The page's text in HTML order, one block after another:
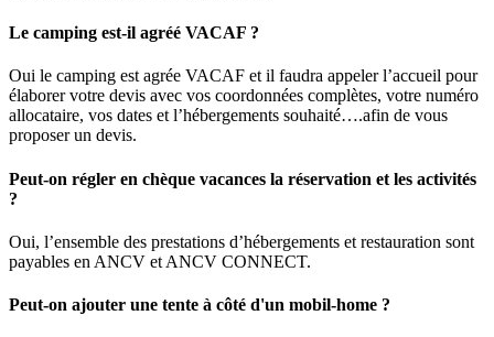
Le camping est-il agréé VACAF ?
Oui le camping est agrée VACAF et il faudra appeler l’accueil pour
élaborer votre devis avec vos coordonnées complètes, votre numéro
allocataire, vos dates et l’hébergements souhaité….afin de vous
proposer un devis.
Peut-on régler en chèque vacances la réservation et les activités
?
Oui, l’ensemble des prestations d’hébergements et restauration sont
payables en ANCV et ANCV CONNECT.
Peut-on ajouter une tente à côté d'un mobil-home ?